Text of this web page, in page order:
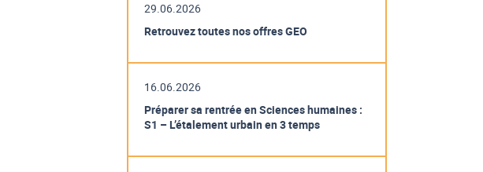
29.06.2026
Retrouvez toutes nos offres GEO
16.06.2026
Préparer sa rentrée en Sciences humaines :
S1 – L’étalement urbain en 3 temps